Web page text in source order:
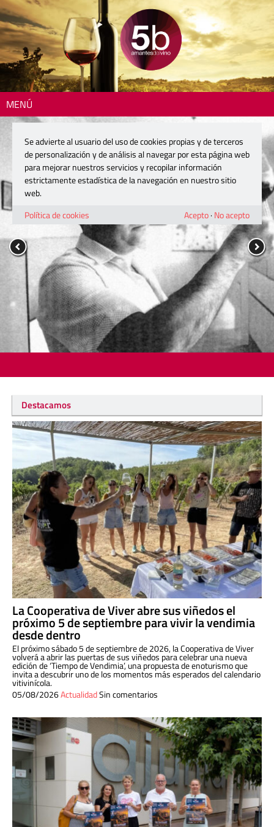
MENÚ
Destacamos
La Cooperativa de Viver abre sus viñedos el
próximo 5 de septiembre para vivir la vendimia
desde dentro
El próximo sábado 5 de septiembre de 2026, la Cooperativa de Viver
volverá a abrir las puertas de sus viñedos para celebrar una nueva
edición de ‘Tiempo de Vendimia’, una propuesta de enoturismo que
invita a descubrir uno de los momentos más esperados del calendario
vitivinícola.
05/08/2026ActualidadSin comentarios
Se advierte al usuario del uso de cookies propias y de terceros
de personalización y de análisis al navegar por esta página web
para mejorar nuestros servicios y recopilar información
estrictamente estadística de la navegación en nuestro sitio
web.
Política de cookies
Acepto· No acepto